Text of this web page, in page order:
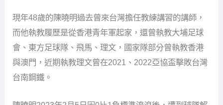
現年48歲的陳曉明過去曾來台灣擔任教練講習的講師，
而他執教履歷是從香港青年軍起家，還曾執教大埔足球
會、東方足球隊、飛馬、理文，國家隊部分曾執教香港
與澳門，近期執教理文曾在2021、2022亞協盃擊敗台灣
台南鋼鐵。